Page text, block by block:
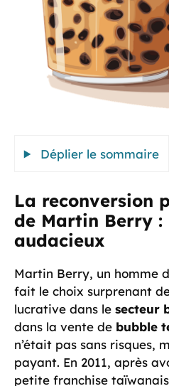
Déplier le sommaire
La reconversion
de Martin Berry :
audacieux
Martin Berry, un homme
fait le choix surprenant
lucrative dans le secteur
dans la vente de bubble
n’était pas sans risques,
payant. En 2011, après
petite franchise